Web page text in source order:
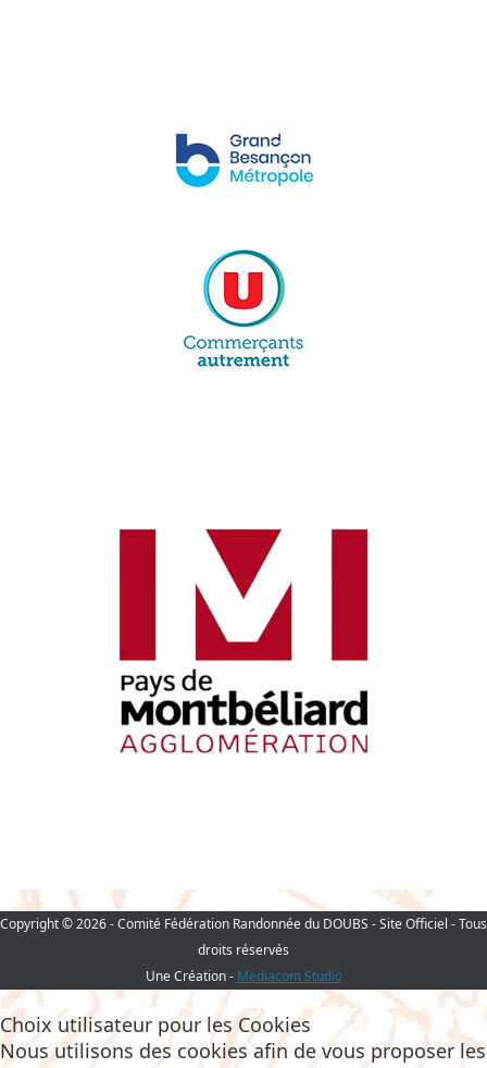
Copyright © 2026 - Comité Fédération Randonnée du DOUBS - Site Officiel - Tous
droits réservés
Une Création - Mediacom Studio
Choix utilisateur pour les Cookies
Nous utilisons des cookies afin de vous proposer les